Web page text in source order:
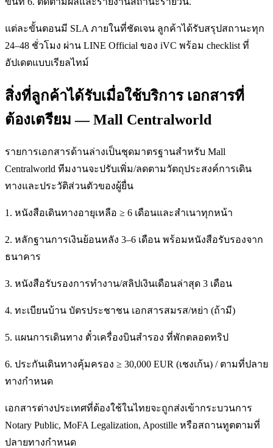
แต่ละขั้นตอนมี SLA ภายในที่ชัดเจน ลูกค้าได้รับสรุปสถานะทุก
24–48 ชั่วโมง ผ่าน LINE Official ของ iVC พร้อม checklist ที่
อัปเดตแบบเรียลไทม์
สิ่งที่ลูกค้าได้รับเมื่อใช้บริการ เอกสารที่
ต้องเตรียม — Mall Centralworld
รายการเอกสารด้านล่างเป็นชุดมาตรฐานสำหรับ Mall
Centralworld ทีมงานจะปรับเพิ่ม/ลดตามวัตถุประสงค์การเดิน
ทางและประวัติส่วนตัวของผู้ยื่น
1. หนังสือเดินทางอายุเหลือ ≥ 6 เดือนและสำเนาทุกหน้า
2. หลักฐานการเงินย้อนหลัง 3–6 เดือน พร้อมหนังสือรับรองจาก
ธนาคาร
3. หนังสือรับรองการทำงาน/สลิปเงินเดือนล่าสุด 3 เดือน
4. ทะเบียนบ้าน บัตรประชาชน เอกสารสมรส/หย่า (ถ้ามี)
5. แผนการเดินทาง ตั๋วเครื่องบินสำรอง ที่พักตลอดทริป
6. ประกันเดินทางคุ้มครอง ≥ 30,000 EUR (เชงเก้น) / ตามที่ปลาย
ทางกำหนด
เอกสารต่างประเทศที่ต้องใช้ในไทยจะถูกส่งเข้ากระบวนการ
Notary Public, MoFA Legalization, Apostille หรือสถานทูตตามที่
ปลายทางกำหนด